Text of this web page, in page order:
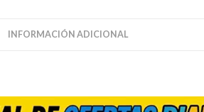
INFORMACIÓN ADICIONAL